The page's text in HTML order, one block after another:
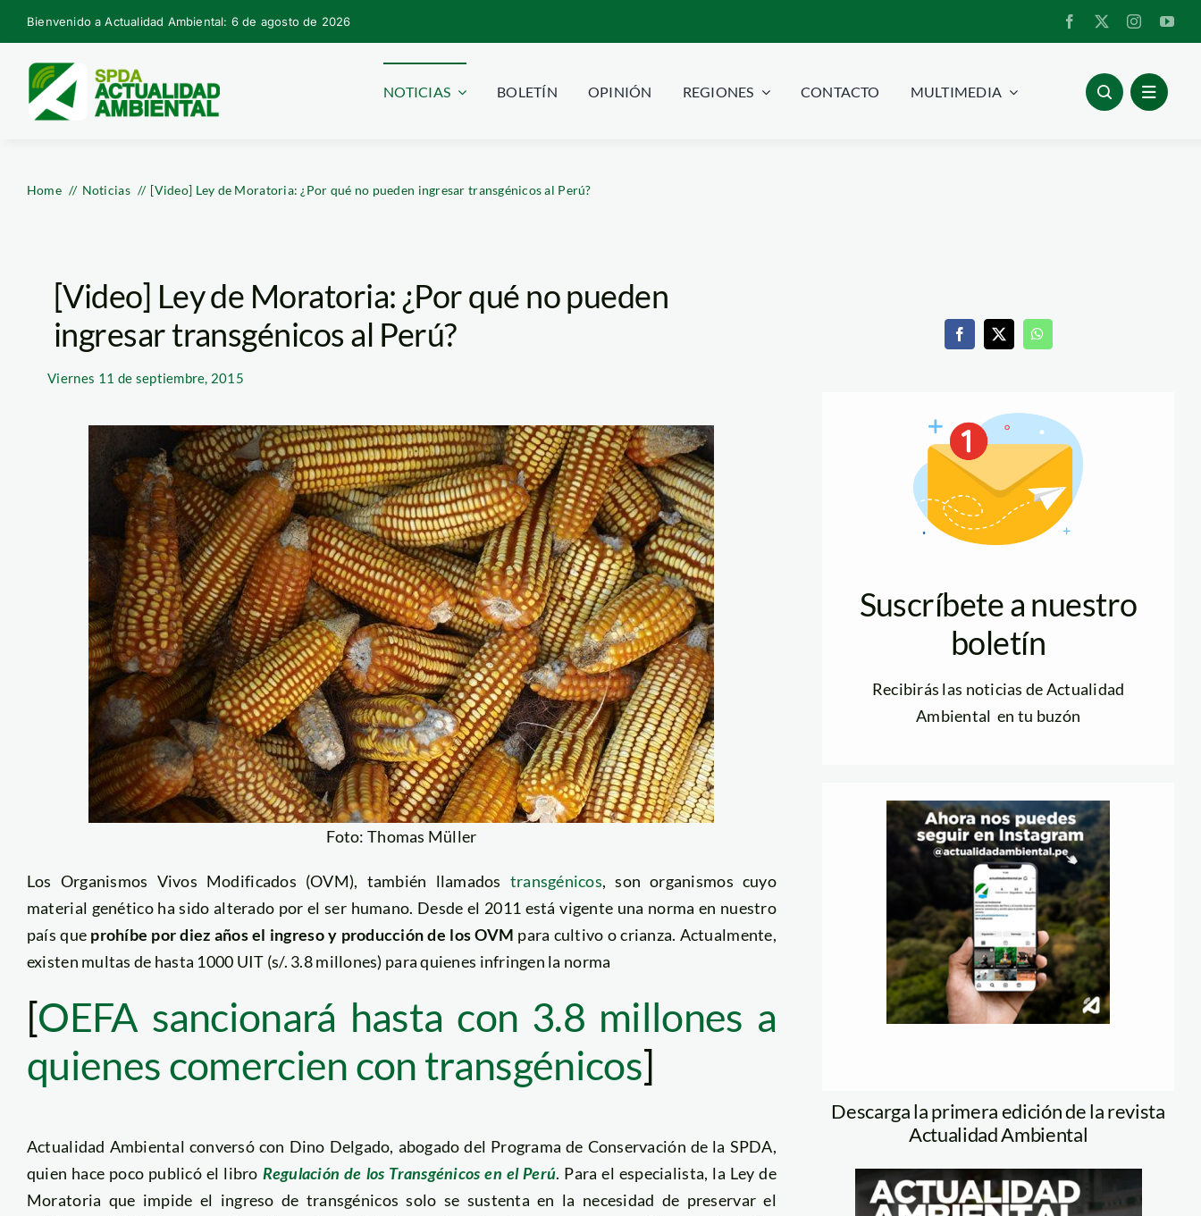
Skip
to
content
Bienvenido a Actualidad Ambiental: 6 de agosto de 2026
NOTICIAS BOLETÍN OPINIÓN REGIONES CONTACTO MULTIMEDIA
Home Noticias [Video] Ley de Moratoria: ¿Por qué no pueden ingresar transgénicos al Perú?
[Video] Ley de Moratoria: ¿Por qué no pueden
ingresar transgénicos al Perú?
Viernes 11 de septiembre, 2015
Foto: Thomas Müller
Los Organismos Vivos Modificados (OVM), también llamados transgénicos, son organismos cuyo
material genético ha sido alterado por el ser humano. Desde el 2011 está vigente una norma en nuestro
país que prohíbe por diez años el ingreso y producción de los OVM para cultivo o crianza. Actualmente,
existen multas de hasta 1000 UIT (s/. 3.8 millones) para quienes infringen la norma
[OEFA sancionará hasta con 3.8 millones a
quienes comercien con transgénicos]
Actualidad Ambiental conversó con Dino Delgado, abogado del Programa de Conservación de la SPDA,
quien hace poco publicó el libro Regulación de los Transgénicos en el Perú. Para el especialista, la Ley de
Moratoria que impide el ingreso de transgénicos solo se sustenta en la necesidad de preservar el
Suscríbete a nuestro
boletín
Recibirás las noticias de Actualidad
Ambiental en tu buzón
Descarga la primera edición de la revista
Actualidad Ambiental